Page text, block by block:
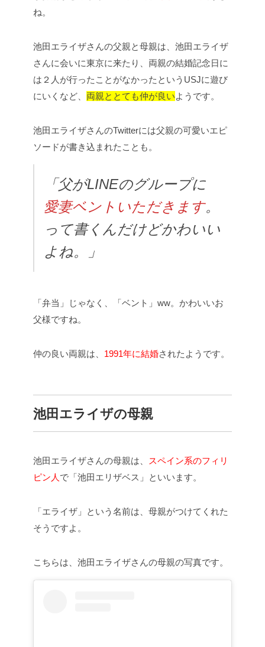
ね。
池田エライザさんの父親と母親は、池田エライザ
さんに会いに東京に来たり、両親の結婚記念日に
は２人が行ったことがなかったというUSJに遊び
にいくなど、 両親ととても仲が良いようです。
池田エライザさんのTwitterには父親の可愛いエピ
ソードが書き込まれたことも。
「父がLINEのグループに
愛妻ベントいただきます。
って書くんだけどかわいい
よね。」
「弁当」じゃなく、「ベント」ww。かわいいお
父様ですね。
仲の良い両親は、 1991年に結婚されたようです。
池田エライザの母親
池田エライザさんの母親は、
スペイン系のフィリ
ピン人 で「池田エリザベス」といいます。
「エライザ」という名前は、母親がつけてくれた
そうですよ。
こちらは、池田エライザさんの母親の写真です。